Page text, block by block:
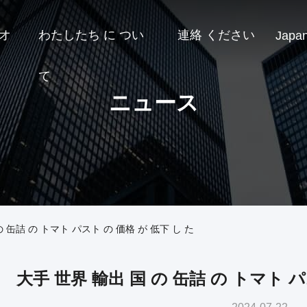
わたしたち に つい
て
連絡 ください
ニュース
缶詰 の トマト パスト の 価格 が 低下 し た
大手 世界 輸出 国 の 缶詰 の トマト